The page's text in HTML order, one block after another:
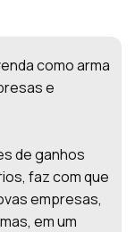
como arma
e
de ganhos
faz com que
empresas,
em um